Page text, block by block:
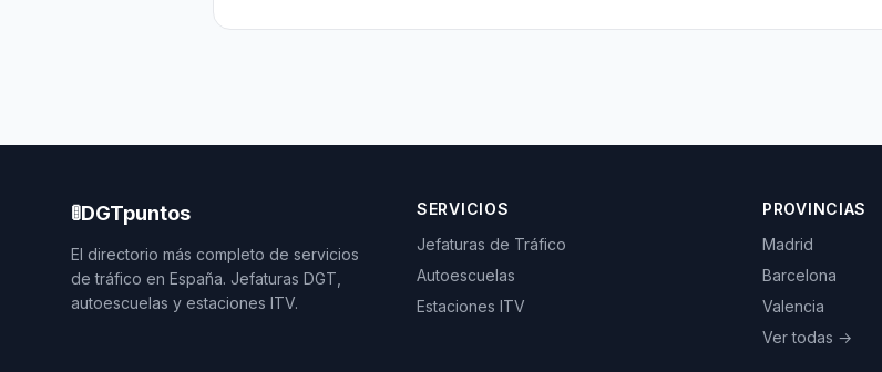
🚦DGTpuntos
El directorio más completo de servicios
de tráfico en España. Jefaturas DGT,
autoescuelas y estaciones ITV.
SERVICIOS
Jefaturas de Tráfico
Autoescuelas
Estaciones ITV
PROVINCIAS
Madrid
Barcelona
Valencia
Ver todas →